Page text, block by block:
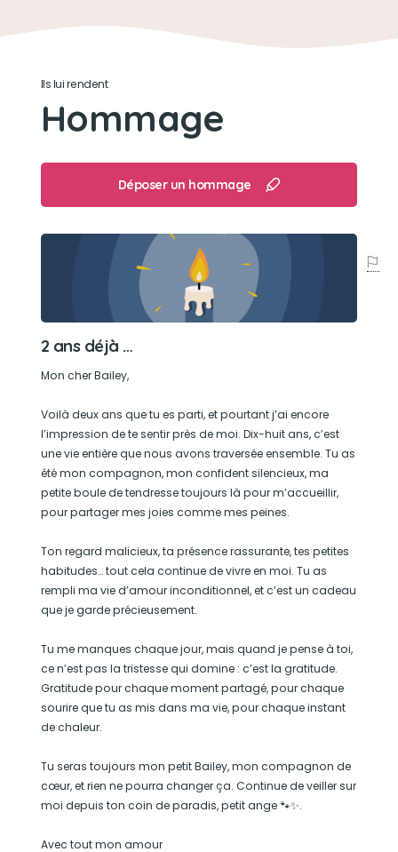
Ils lui rendent
Hommage
Déposer un hommage
2 ans déjà …
Mon cher Bailey,
Voilà deux ans que tu es parti, et pourtant j’ai encore
l’impression de te sentir près de moi. Dix-huit ans, c’est
une vie entière que nous avons traversée ensemble. Tu as
été mon compagnon, mon confident silencieux, ma
petite boule de tendresse toujours là pour m’accueillir,
pour partager mes joies comme mes peines.
Ton regard malicieux, ta présence rassurante, tes petites
habitudes… tout cela continue de vivre en moi. Tu as
rempli ma vie d’amour inconditionnel, et c’est un cadeau
que je garde précieusement.
Tu me manques chaque jour, mais quand je pense à toi,
ce n’est pas la tristesse qui domine : c’est la gratitude.
Gratitude pour chaque moment partagé, pour chaque
sourire que tu as mis dans ma vie, pour chaque instant
de chaleur.
Tu seras toujours mon petit Bailey, mon compagnon de
cœur, et rien ne pourra changer ça. Continue de veiller sur
moi depuis ton coin de paradis, petit ange 🐾✨.
Avec tout mon amour